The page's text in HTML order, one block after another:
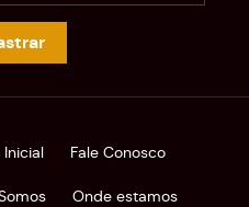
Inicial Fale Conosco
Onde estamos